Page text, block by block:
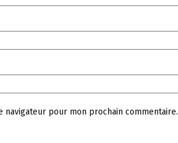
pour mon prochain commentaire.